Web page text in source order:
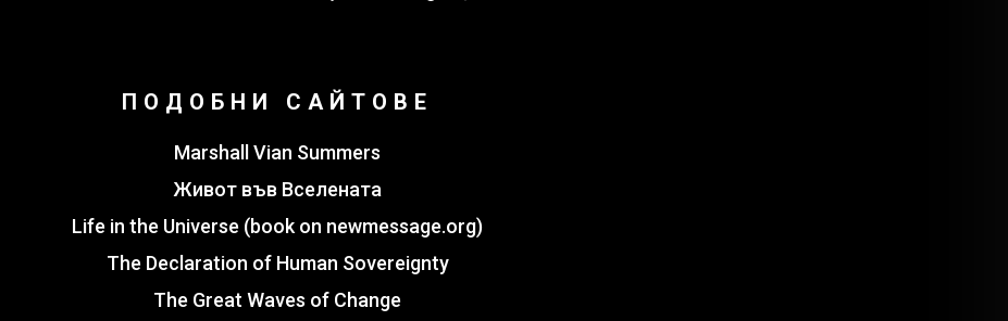
ПОДОБНИ САЙТОВЕ
Marshall Vian Summers
Живот във Вселената
Life in the Universe (book on newmessage.org)
The Declaration of Human Sovereignty
The Great Waves of Change